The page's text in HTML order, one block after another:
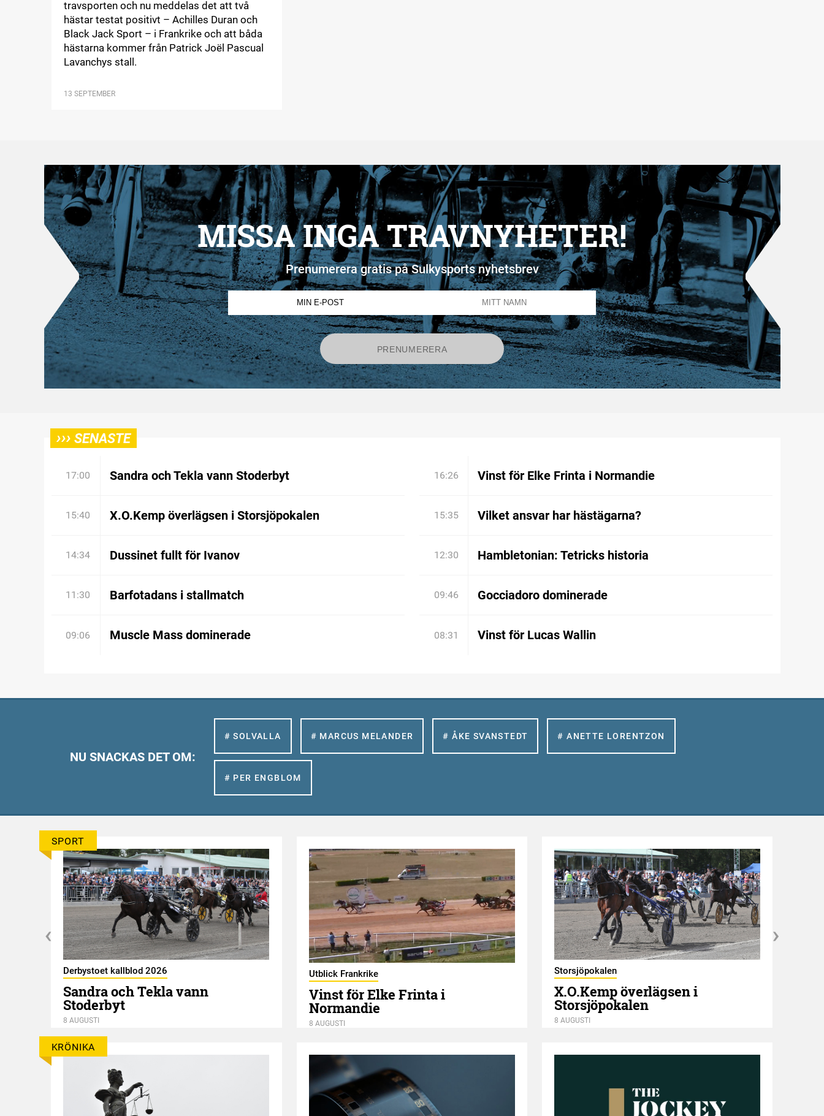
travsporten och nu meddelas det att två
hästar testat positivt – Achilles Duran och
Black Jack Sport – i Frankrike och att båda
hästarna kommer från Patrick Joël Pascual
Lavanchys stall.
13 SEPTEMBER
MISSA INGA TRAVNYHETER!
Prenumerera gratis på Sulkysports nyhetsbrev
››› SENASTE
17:00 Sandra och Tekla vann Stoderbyt 16:26 Vinst för Elke Frinta i Normandie
15:40 X.O.Kemp överlägsen i Storsjöpokalen 15:35 Vilket ansvar har hästägarna?
14:34 Dussinet fullt för Ivanov 12:30 Hambletonian: Tetricks historia
11:30 Barfotadans i stallmatch 09:46 Gocciadoro dominerade
09:06 Muscle Mass dominerade 08:31 Vinst för Lucas Wallin
NU SNACKAS DET OM:
# SOLVALLA # MARCUS MELANDER # ÅKE SVANSTEDT # ANETTE LORENTZON
# PER ENGBLOM
SPORT
Derbystoet kallblod 2026
Sandra och Tekla vann
Stoderbyt
8 AUGUSTI
Utblick Frankrike
Vinst för Elke Frinta i
Normandie
8 AUGUSTI
Storsjöpokalen
X.O.Kemp överlägsen i
Storsjöpokalen
8 AUGUSTI
KRÖNIKA